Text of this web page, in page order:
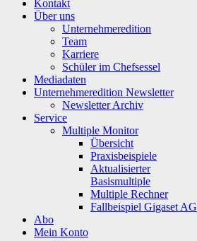
Kontakt
Über uns
Unternehmeredition
Team
Karriere
Schüler im Chefsessel
Mediadaten
Unternehmeredition Newsletter
Newsletter Archiv
Service
Multiple Monitor
Übersicht
Praxisbeispiele
Aktualisierter
Basismultiple
Multiple Rechner
Fallbeispiel Gigaset AG
Abo
Mein Konto